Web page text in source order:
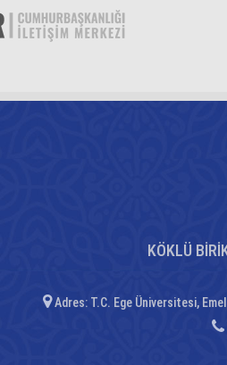
KÖKLÜ
Adres: T.C. Ege Üniversitesi,